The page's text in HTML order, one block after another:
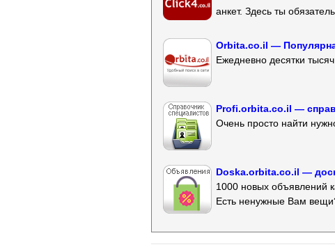
анкет. Здесь ты
Orbita.co.il —
Ежедневно десятки
Profi.orbita.co.il —
Очень просто найти
Doska.orbita.co.il —
1000 новых объявлений
Есть ненужные Вам